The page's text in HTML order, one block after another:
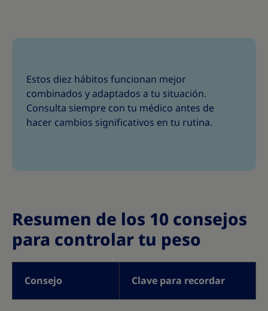
Estos diez hábitos funcionan mejor
combinados y adaptados a tu situación.
Consulta siempre con tu médico antes de
hacer cambios significativos en tu rutina.
Resumen de los 10 consejos
para controlar tu peso
Consejo Clave para recordar